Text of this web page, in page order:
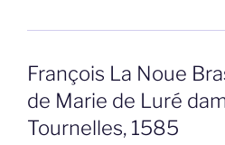
François La Noue
de Marie de Luré
Tournelles, 1585